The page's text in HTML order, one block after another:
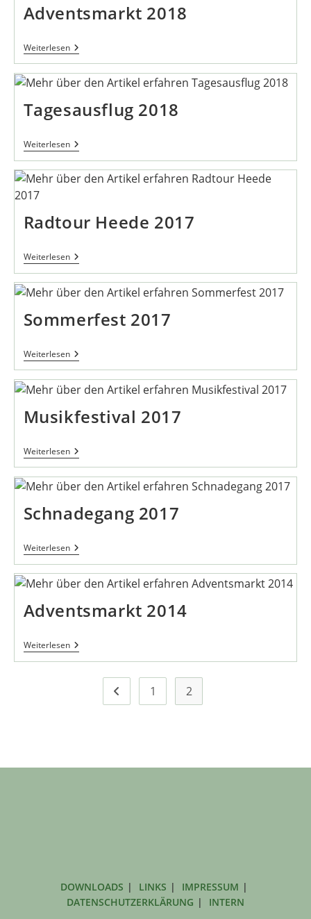
Adventsmarkt 2018
WeiterlesenAdventsmarkt
2018
Tagesausflug 2018
WeiterlesenTagesausflug
2018
Radtour Heede 2017
WeiterlesenRadtour
Heede
2017
Sommerfest 2017
WeiterlesenSommerfest
2017
Musikfestival 2017
WeiterlesenMusikfestival
2017
Schnadegang 2017
WeiterlesenSchnadegang
2017
Adventsmarkt 2014
WeiterlesenAdventsmarkt
2014
Zur vorherigen Seite
1 2
DOWNLOADS LINKS
IMPRESSUM
DATENSCHUTZERKLÄRUNG
INTERN